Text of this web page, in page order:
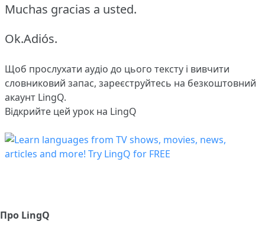
Muchas gracias a usted.
Ok.Adiós.
Щоб прослухати аудіо до цього тексту і вивчити
словниковий запас, зареєструйтесь на безкоштовний
акаунт LingQ.
Відкрийте цей урок на LingQ
Про LingQ